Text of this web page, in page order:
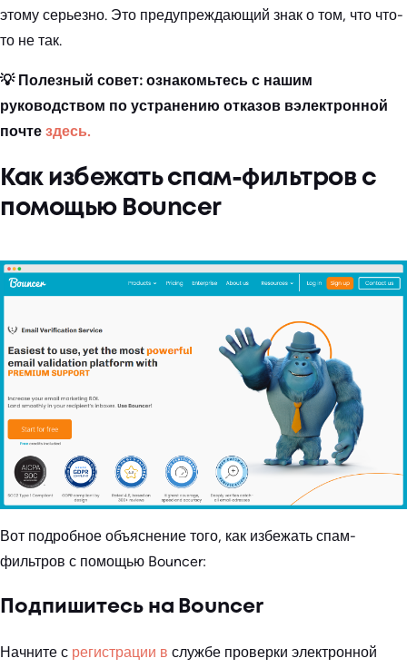
этому серьезно. Это предупреждающий знак о том, что что-
то не так.
💡 Полезный совет: ознакомьтесь с нашим
руководством по устранению отказов вэлектронной
почте здесь.
Как избежать спам-фильтров с
помощью Bouncer
Вот подробное объяснение того, как избежать спам-
фильтров с помощью Bouncer:
Подпишитесь на Bouncer
Начните с регистрации в службе проверки электронной